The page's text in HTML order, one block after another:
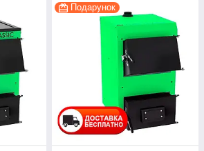
Подарунок